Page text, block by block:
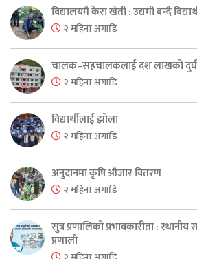
विद्यालयमै केरा खेती : उद्यमी बन्दै
२ महिना अगाडि
चालक–सहचालकलाई दश लाखको
२ महिना अगाडि
विद्यार्थीलाई झोला
२ महिना अगाडि
अनुदानमा कृषि औजार वितरण
२ महिना अगाडि
सुत्र प्रणालिको प्रभावकारीता :
प्रणाली